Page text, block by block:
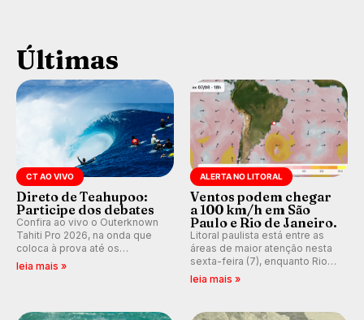
Últimas
CT AO VIVO
Direto de Teahupoo:
Participe dos debates
Confira ao vivo o Outerknown
Tahiti Pro 2026, na onda que
coloca à prova até os
melhores surfistas do mundo.
etapas da WSL.
leia mais »
ALERTA NO LITORAL
Ventos podem chegar
a 100 km/h em São
Paulo e Rio de Janeiro.
Litoral paulista está entre as
áreas de maior atenção nesta
sexta-feira (7), enquanto Rio
de Janeiro também recebe
km/h em Itanhaém.
leia mais »